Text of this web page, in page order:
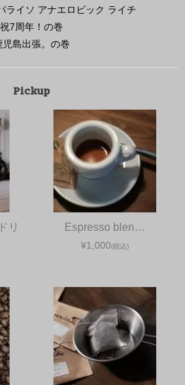
ライソ アナエロビック ライチ
祝7周年！の巻
児島出張。の巻
Pickup
リ
Espresso blen…
¥1,000(税込)